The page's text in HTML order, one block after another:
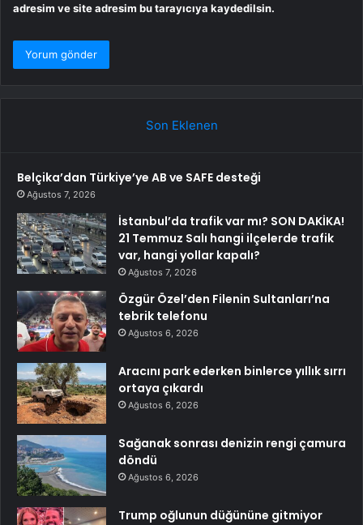
adresim ve site adresim bu tarayıcıya kaydedilsin.
Son Eklenen
Belçika’dan Türkiye’ye AB ve SAFE desteği
Ağustos 7, 2026
İstanbul’da trafik var mı? SON DAKİKA!
21 Temmuz Salı hangi ilçelerde trafik
var, hangi yollar kapalı?
Ağustos 7, 2026
Özgür Özel’den Filenin Sultanları’na
tebrik telefonu
Ağustos 6, 2026
Aracını park ederken binlerce yıllık sırrı
ortaya çıkardı
Ağustos 6, 2026
Sağanak sonrası denizin rengi çamura
döndü
Ağustos 6, 2026
Trump oğlunun düğününe gitmiyor